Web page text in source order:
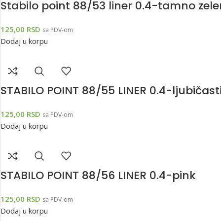
Stabilo point 88/53 liner 0.4-tamno
125,00 RSD sa PDV-om
Dodaj u korpu
STABILO POINT 88/55 LINER 0.4-
125,00 RSD sa PDV-om
Dodaj u korpu
STABILO POINT 88/56 LINER 0.4-pink
125,00 RSD sa PDV-om
Dodaj u korpu